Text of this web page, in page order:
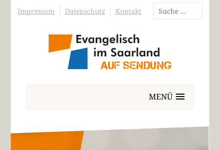
Impressum Datenschutz Kontakt
MENÜ